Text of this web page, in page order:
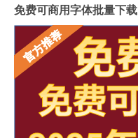
免费可商用字体批量下载